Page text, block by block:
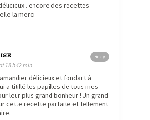
. encore des recettes
la merci
Reply
18 h 42 min
délicieux et fondant à
a titillé les papilles de tous mes
leur plus grand bonheur ! Un grand
cette recette parfaite et tellement